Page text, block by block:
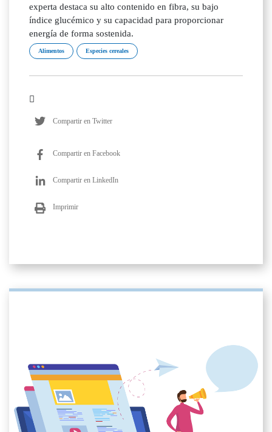
experta destaca su alto contenido en fibra, su bajo
índice glucémico y su capacidad para proporcionar
energía de forma sostenida.
Alimentos Especies cereales
Compartir en Twitter
Compartir en Facebook
Compartir en LinkedIn
Imprimir